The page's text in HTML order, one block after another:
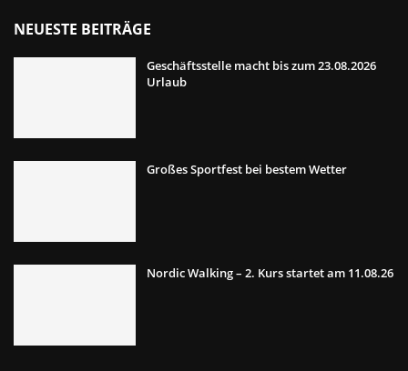
NEUESTE BEITRÄGE
Geschäftsstelle macht bis zum 23.08.2026
Urlaub
Großes Sportfest bei bestem Wetter
Nordic Walking – 2. Kurs startet am 11.08.26